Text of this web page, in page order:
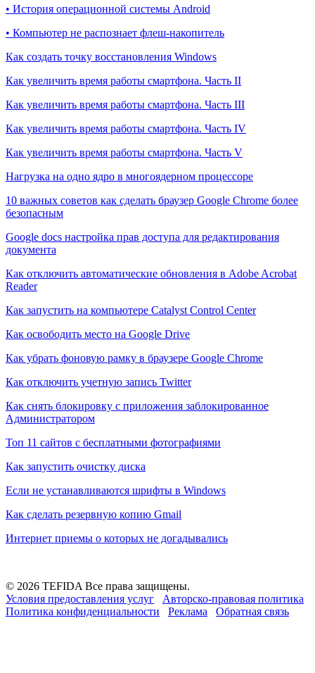
• История операционной системы Android
• Компьютер не распознает флеш-накопитель
Как создать точку восстановления Windows
Как увеличить время работы смартфона. Часть II
Как увеличить время работы смартфона. Часть III
Как увеличить время работы смартфона. Часть IV
Как увеличить время работы смартфона. Часть V
Нагрузка на одно ядро в многоядерном процессоре
10 важных советов как сделать браузер Google Chrome более
безопасным
Google docs настройка прав доступа для редактирования
документа
Как отключить автоматические обновления в Adobe Acrobat
Reader
Как запустить на компьютере Catalyst Control Center
Как освободить место на Google Drive
Как убрать фоновую рамку в браузере Google Chrome
Как отключить учетную запись Twitter
Как снять блокировку с приложения заблокированное
Администратором
Топ 11 сайтов с бесплатными фотографиями
Как запустить очистку диска
Если не устанавливаются шрифты в Windows
Как сделать резервную копию Gmail
Интернет приемы о которых не догадывались
© 2026 TEFIDA Все права защищены.
Условия предоставления услуг
Авторско-правовая политика
Политика конфиденциальности
Реклама Обратная связь